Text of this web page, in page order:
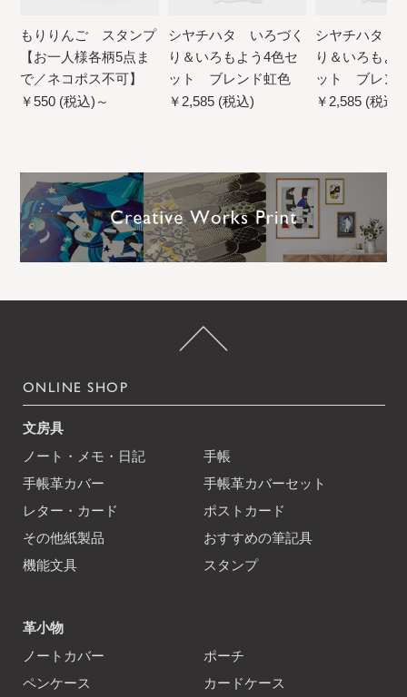
もりりんご スタンプ
【お一人様各柄5点ま
で／ネコポス不可】
￥550 (税込)～
シヤチハタ いろづく
り＆いろもよう4色セ
ット ブレンド虹色
￥2,585 (税込)
シヤチハタ
り＆いろもよ
ット ブレン
￥2,585 (税込)
ONLINE SHOP
文房具
ノート・メモ・日記
手帳
手帳革カバー
手帳革カバーセット
レター・カード
ポストカード
その他紙製品
おすすめの筆記具
機能文具
スタンプ
革小物
ノートカバー
ポーチ
ペンケース
カードケース